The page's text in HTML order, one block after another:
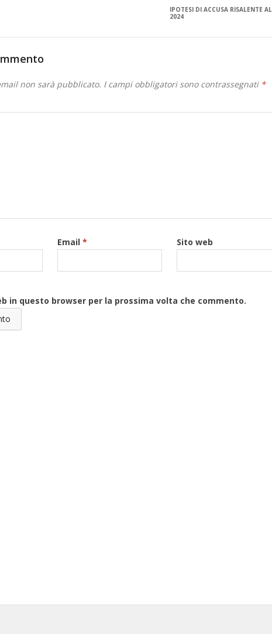
IPOTESI DI ACCUSA RISALENTE AL
2024
non sarà pubblicato. I campi obbligatori sono contrassegnati *
Email *
Sito web
in questo browser per la prossima volta che commento.